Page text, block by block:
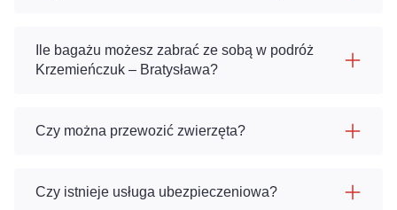
Ile bagażu możesz zabrać ze sobą w podróż
Krzemieńczuk – Bratysława?
Czy można przewozić zwierzęta?
Czy istnieje usługa ubezpieczeniowa?